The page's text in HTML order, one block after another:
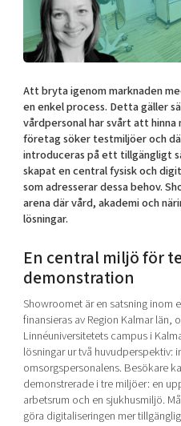
Shaping cities and regions
East Sweden Tech Women
Reversed mentorship
Current offers and
Upscaling
Talent & skills
Startup & industry
Offers to boost your
Funding opportunities
Our community of
Projects
Publications
Project toolbox
Our clusters
Reach out to us
Today's lunch in Mjärdevi
Att bryta igenom marknaden
en enkel process. Detta gäller
vårdpersonal har svårt att
företag söker testmiljöer och
introduceras på ett tillgängligt
skapat en central fysisk och
som adresserar dessa behov.
arena där vård, akademi och
lösningar.
En central miljö för
demonstration
Showroomet är en satsning inom
finansieras av Region Kalmar län,
Linnéuniversitetets campus i
lösningar ur två huvudperspektiv:
omsorgspersonalens. Besökare
demonstrerade i tre miljöer: en
arbetsrum och en sjukhusmiljö.
göra digitaliseringen mer